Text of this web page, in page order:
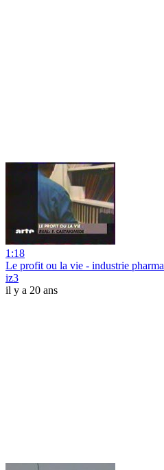
1:18
Le profit ou la vie - industrie pharma
iz3
il y a 20 ans